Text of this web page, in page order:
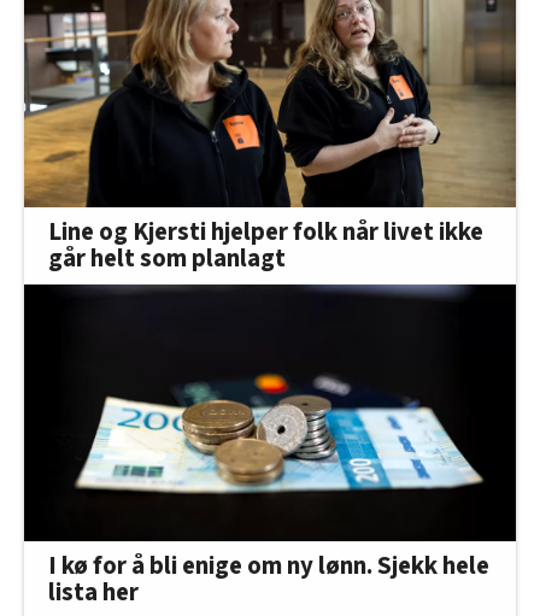
Line og Kjersti hjelper folk når livet ikke
går helt som planlagt
I kø for å bli enige om ny lønn. Sjekk hele
lista her